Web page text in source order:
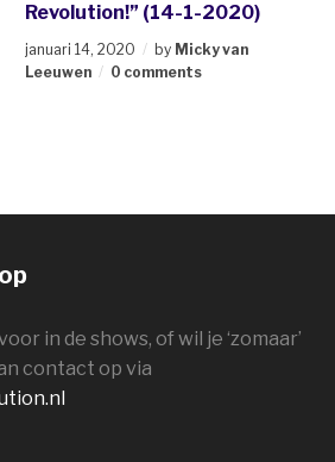
Revolution!” (14-1-2020)
januari 14, 2020 by Micky van
Leeuwen
0 comments
in de shows, of wil je ‘zomaar’
contact op via